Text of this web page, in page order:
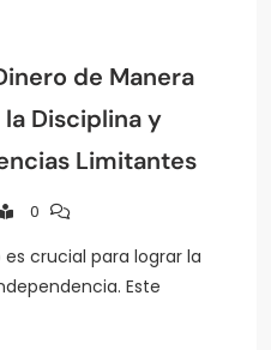
de Manera
Disciplina y
Limitantes
0
crucial para lograr la
Este